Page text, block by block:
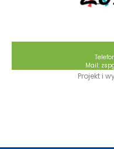
Mail:
Projekt i